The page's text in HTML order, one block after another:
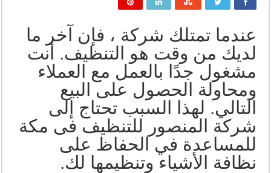
عندما تمتلك شركة ، فإن آخر ما
لديك من وقت هو التنظيف. أنت
مشغول جدًا بالعمل مع العملاء
ومحاولة الحصول على البيع
التالي. لهذا السبب تحتاج إلى
شركة المنصور للتنظيف فى مكة
للمساعدة في الحفاظ على
نظافة الأشياء وتنظيمها لك.